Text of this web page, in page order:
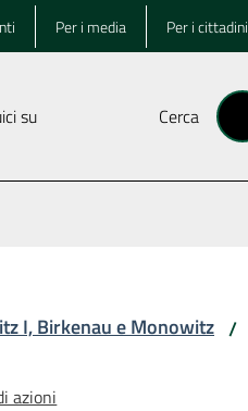
Per i media Per i cittadini
su Cerca
I, Birkenau e Monowitz /
azioni